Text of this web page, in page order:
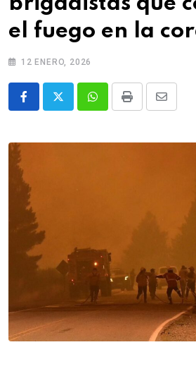
el fuego en la
12 ENERO, 2026
WhatsappPrint
Share
Email